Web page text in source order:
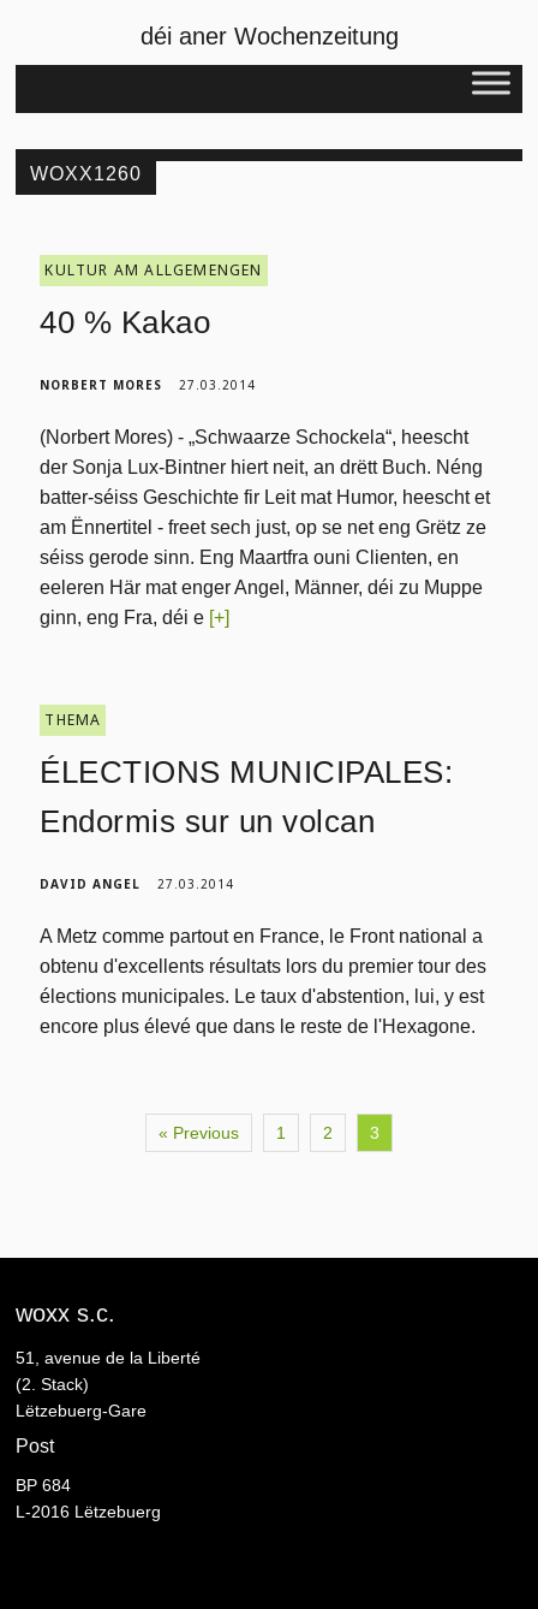
déi aner Wochenzeitung
WOXX1260
KULTUR AM ALLGEMENGEN
40 % Kakao
NORBERT MORES 27.03.2014
(Norbert Mores) - „Schwaarze Schockela“, heescht
der Sonja Lux-Bintner hiert neit, an drëtt Buch. Néng
batter-séiss Geschichte fir Leit mat Humor, heescht et
am Ënnertitel - freet sech just, op se net eng Grëtz ze
séiss gerode sinn. Eng Maartfra ouni Clienten, en
eeleren Här mat enger Angel, Männer, déi zu Muppe
ginn, eng Fra, déi e [+]
THEMA
ÉLECTIONS MUNICIPALES:
Endormis sur un volcan
DAVID ANGEL 27.03.2014
A Metz comme partout en France, le Front national a
obtenu d'excellents résultats lors du premier tour des
élections municipales. Le taux d'abstention, lui, y est
encore plus élevé que dans le reste de l'Hexagone.
« Previous 1 2 3
woxx s.c.
51, avenue de la Liberté
(2. Stack)
Lëtzebuerg-Gare
Post
BP 684
L-2016 Lëtzebuerg